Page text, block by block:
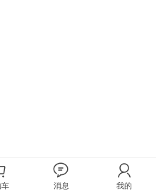
车 消息 我的